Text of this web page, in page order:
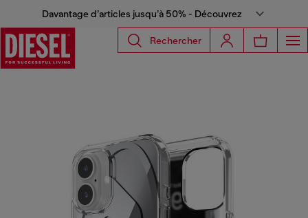
Davantage d’articles jusqu’à 50% - Découvrez
Rechercher